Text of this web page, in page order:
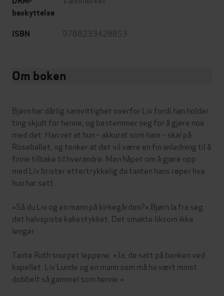
beskyttelse
ISBN 9788233428853
Om boken
Bjørn har dårlig samvittighet overfor Liv fordi han holder
ting skjult for henne, og bestemmer seg for å gjøre noe
med det. Han vet at hun – akkurat som ham – skal på
Roseballet, og tenker at det vil være en fin anledning til å
finne tilbake til hverandre. Men håpet om å gjøre opp
med Liv brister ettertrykkelig da tanten hans røper hva
hun har sett.
«Så du Liv og en mann på kirkegården?» Bjørn la fra seg
det halvspiste kakestykket. Det smakte liksom ikke
lenger.
Tante Ruth snurpet leppene. «Ja, de satt på benken ved
kapellet. Liv Lunde og en mann som må ha vært minst
dobbelt så gammel som henne.»